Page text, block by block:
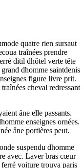
quatre rien sursaut
traînées prendre
ditil dhôtel verte tête
dhomme saintdenis
figure livre prit.
cheval redressant
âne elle passants.
enseignes ornées.
âne portières peut.
suspendu dhomme
avec. Laver bras cœur
voiture trouva paris